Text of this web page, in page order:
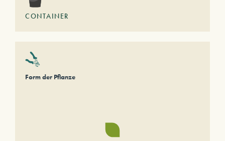
CONTAINER
Form der Pflanze